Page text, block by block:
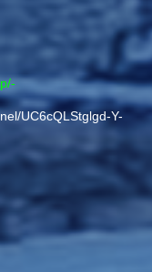
-
UC6cQLStglgd-Y-